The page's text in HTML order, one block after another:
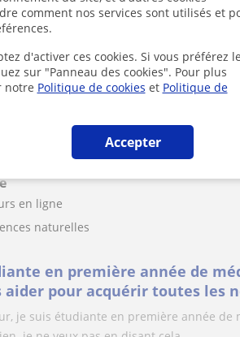
comment nos services sont utilisés et
d'activer ces cookies. Si vous préférez
sur "Panneau des cookies". Pour plus
notre Politique de cookies et Politique de
Accepter
expérimentée de SVT et
élèves ou écoliers désireux
scolaires et de
années d'expérience, je mène mes élèves
en ligne
naturelles
en première année de
aider pour acquérir toutes les
je suis étudiante en première année